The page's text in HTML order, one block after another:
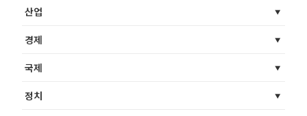
산업
경제
국제
정치